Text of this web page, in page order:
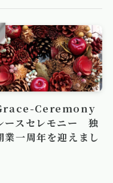
Ceremony
ースセレモニー 独
業一周年を迎えまし